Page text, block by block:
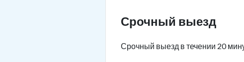
Срочный выезд
Срочный выезд в течении 20